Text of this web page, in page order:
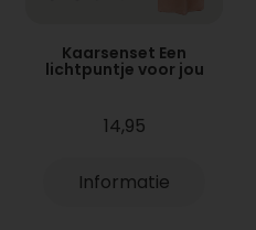
Kaarsenset Een
lichtpuntje voor jou
14,95
Informatie